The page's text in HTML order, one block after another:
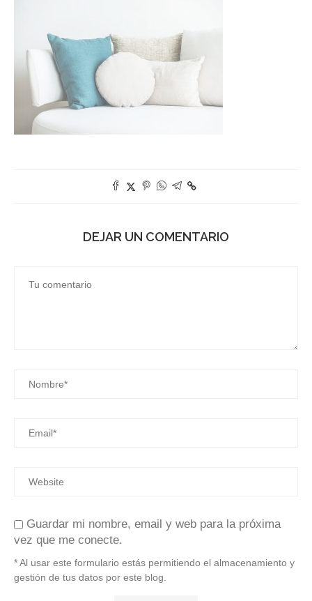
DEJAR UN COMENTARIO
Guardar mi nombre, email y web para la próxima
vez que me conecte.
* Al usar este formulario estás permitiendo el almacenamiento y
gestión de tus datos por este blog.